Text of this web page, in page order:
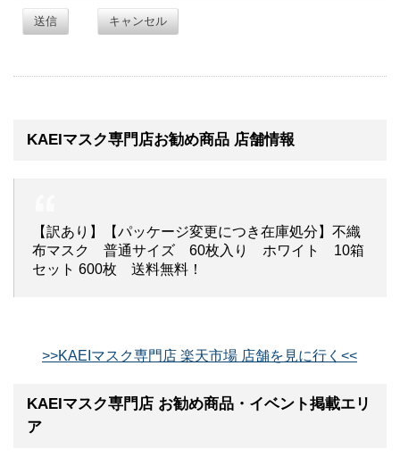
送信 キャンセル
KAEIマスク専門店お勧め商品 店舗情報
【訳あり】【パッケージ変更につき在庫処分】不織
布マスク 普通サイズ 60枚入り ホワイト 10箱
セット 600枚 送料無料！
>>KAEIマスク専門店 楽天市場 店舗を見に行く<<
KAEIマスク専門店 お勧め商品・イベント掲載エリ
ア